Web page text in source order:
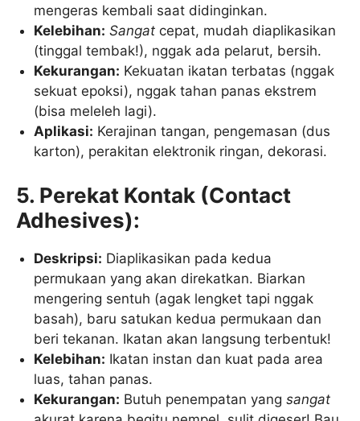
mengeras kembali saat didinginkan.
Kelebihan: Sangat cepat, mudah diaplikasikan
(tinggal tembak!), nggak ada pelarut, bersih.
Kekurangan: Kekuatan ikatan terbatas (nggak
sekuat epoksi), nggak tahan panas ekstrem
(bisa meleleh lagi).
Aplikasi: Kerajinan tangan, pengemasan (dus
karton), perakitan elektronik ringan, dekorasi.
5. Perekat Kontak (Contact
Adhesives):
Deskripsi: Diaplikasikan pada kedua
permukaan yang akan direkatkan. Biarkan
mengering sentuh (agak lengket tapi nggak
basah), baru satukan kedua permukaan dan
beri tekanan. Ikatan akan langsung terbentuk!
Kelebihan: Ikatan instan dan kuat pada area
luas, tahan panas.
Kekurangan: Butuh penempatan yangsangat